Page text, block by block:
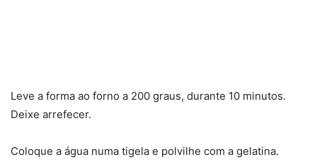
Leve a forma ao forno a 200 graus, durante 10 minutos.
Deixe arrefecer.
Coloque a água numa tigela e polvilhe com a gelatina.